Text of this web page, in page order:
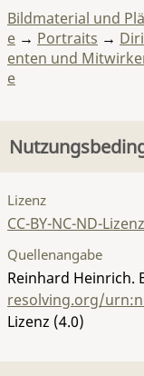
Bildmaterial und
e → Portraits →
enten und
e
Lizenz
CC-BY-NC-ND-
Quellenangabe
Reinhard Heinrich.
resolving.org/
Lizenz (4.0)